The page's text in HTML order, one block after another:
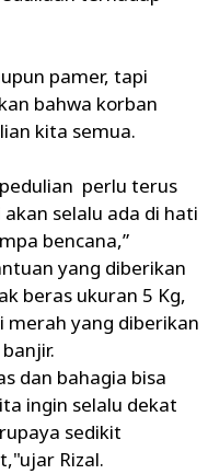
pamer, tapi
bahwa korban
kita semua.
perlu terus
selalu ada di hati
bencana,”
yang diberikan
beras ukuran 5 Kg,
merah yang diberikan
dan bahagia bisa
ingin selalu dekat
sedikit
Rizal.